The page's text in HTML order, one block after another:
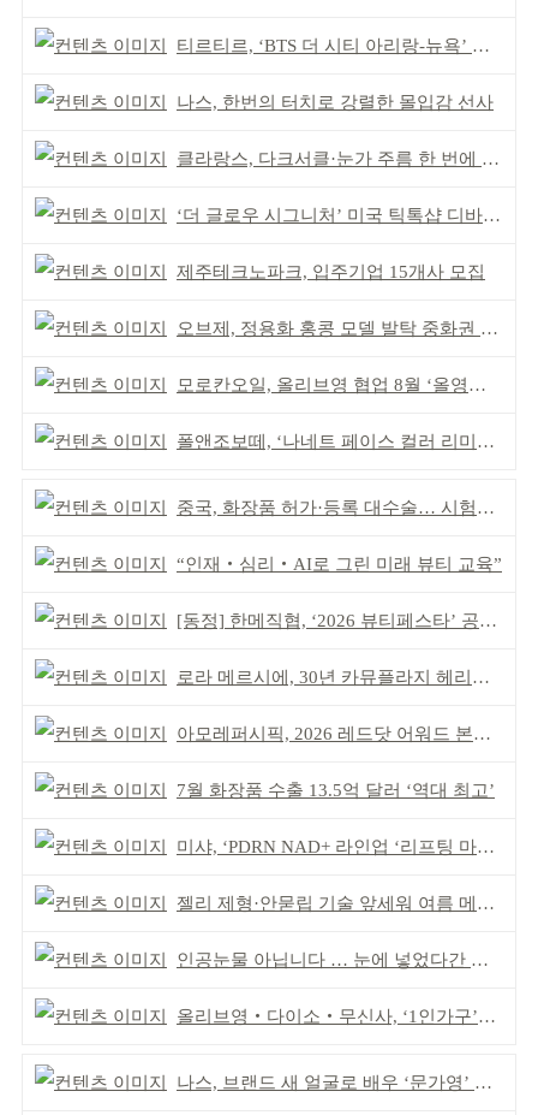
티르티르, ‘BTS 더 시티 아리랑-뉴욕’ 참여
나스, 한번의 터치로 강렬한 몰입감 선사
클라랑스, 다크서클·눈가 주름 한 번에 더블 케어
‘더 글로우 시그니처’ 미국 틱톡샵 디바이스 부문 1위
제주테크노파크, 입주기업 15개사 모집
오브제, 정용화 홍콩 모델 발탁 중화권 공략 강화
모로칸오일, 올리브영 협업 8월 ‘올영픽’ 선정
폴앤조보떼, ‘나네트 페이스 컬러 리미티드’ 출시
중국, 화장품 허가·등록 대수술… 시험자료 공용 허용
“인재‧심리‧AI로 그린 미래 뷰티 교육”
[동정] 한메직협, ‘2026 뷰티페스타’ 공동 주최
로라 메르시에, 30년 카뮤플라지 헤리티지 담아
아모레퍼시픽, 2026 레드닷 어워드 본상 2개 수상
7월 화장품 수출 13.5억 달러 ‘역대 최고’
미샤, ‘PDRN NAD+ 라인업 ‘리프팅 마스크’ 출시
젤리 제형·안묻립 기술 앞세워 여름 메이크업 시장 공략
인공눈물 아닙니다 … 눈에 넣었다간 각막 손상
올리브영‧다이소‧무신사, ‘1인가구’가 이끈다
나스, 브랜드 새 얼굴로 배우 ‘문가영’ 발탁